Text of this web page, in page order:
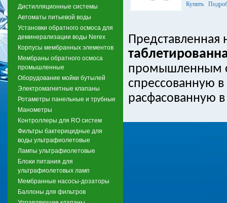
Дистилляционные системы
Автоматы питьевой воды
Установки обратного осмоса для
деминерализации воды Nerex
Корпусы мембранных элементов
Мембраны обратного осмоса
промышленные
Оборудование мойки бутылей
Электромагнитные клапаны
Ротаметры панельные и трубные
Манометры
Контроллеры для RO систем
Фильтры бактерицидные для
воды ультрафиолетовые
Лампы ультрафиолетовые
Блоки питания для
ультрафиолетовых ламп
Мембранные насосы-дозаторы
Баллоны для фильтров
Купить
Представленная
промышленным
спрессованную
расфасованную